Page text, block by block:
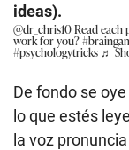
ideas).
@dr_chris10Read each
work for you?
#psychologytricks ♬
De fondo se
lo que estés
la voz pronuncia